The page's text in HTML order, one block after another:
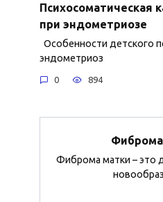
Психосоматическая
при эндометриозе
Особенности детского
эндометриоз
0 894
Фиброма матки – это